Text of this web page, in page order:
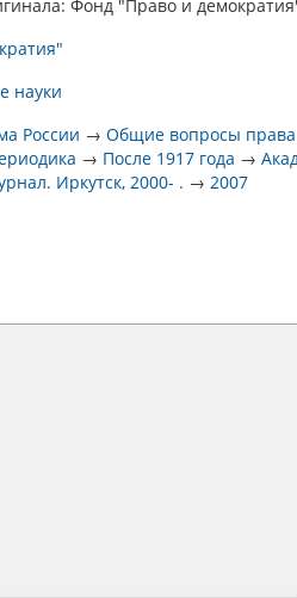
Фонд "Право и
науки
России →Общие вопросы права
→ После 1917 года →
Иркутск, 2000- . →2007